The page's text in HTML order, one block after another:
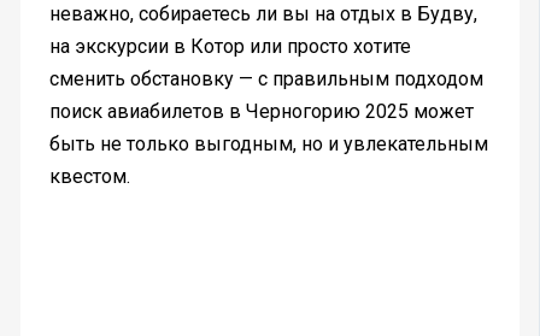
неважно, собираетесь ли вы на отдых в Будву,
на экскурсии в Котор или просто хотите
сменить обстановку — с правильным подходом
поиск авиабилетов в Черногорию 2025 может
быть не только выгодным, но и увлекательным
квестом.